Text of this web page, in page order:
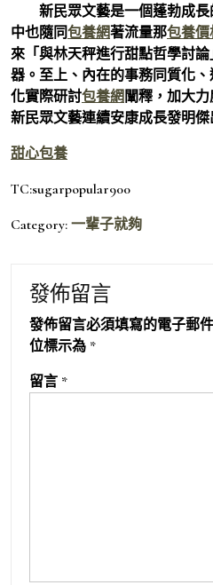
新民眾文藝是一個蓬勃成
中也隨同包養網著流量那包養價
來「與林天秤進行甜點哲學討
器。至上、內在的事務同質化
化實際研討包養網 闡釋，加大
新民眾文藝連續安康成長發明傑
甜心包養
TC:sugarpopular900
Category: 一輩子就夠
發佈留言
發佈留言必須填寫的電子郵
位標示為 *
留言 *